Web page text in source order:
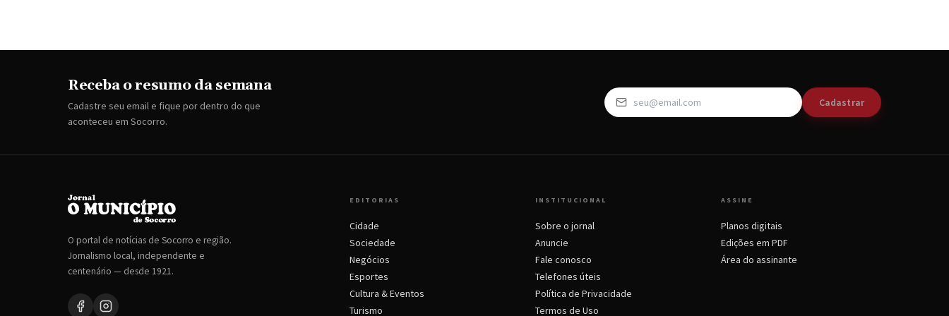
Receba o resumo da semana
Cadastre seu email e fique por dentro do que
aconteceu em Socorro.
Cadastrar
O portal de notícias de Socorro e região.
Jornalismo local, independente e
centenário — desde 1921.
EDITORIAS
Cidade
Sociedade
Negócios
Esportes
Cultura & Eventos
Turismo
INSTITUCIONAL
Sobre o jornal
Anuncie
Fale conosco
Telefones úteis
Política de Privacidade
Termos de Uso
ASSINE
Planos digitais
Edições em PDF
Área do assinante